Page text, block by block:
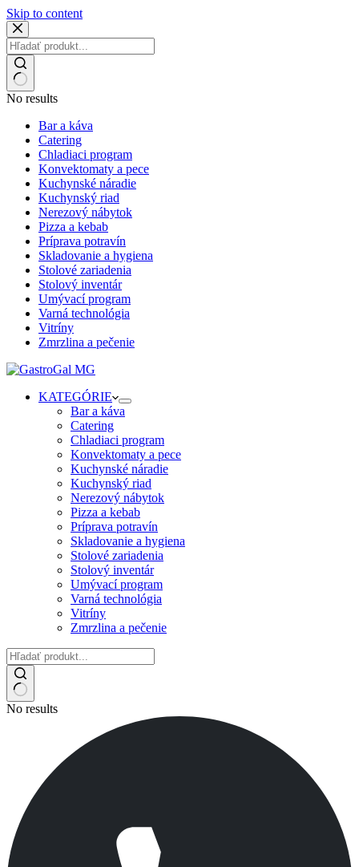
Skip to content
No results
Bar a káva
Catering
Chladiaci program
Konvektomaty a pece
Kuchynské náradie
Kuchynský riad
Nerezový nábytok
Pizza a kebab
Príprava potravín
Skladovanie a hygiena
Stolové zariadenia
Stolový inventár
Umývací program
Varná technológia
Vitríny
Zmrzlina a pečenie
KATEGÓRIE
Bar a káva
Catering
Chladiaci program
Konvektomaty a pece
Kuchynské náradie
Kuchynský riad
Nerezový nábytok
Pizza a kebab
Príprava potravín
Skladovanie a hygiena
Stolové zariadenia
Stolový inventár
Umývací program
Varná technológia
Vitríny
Zmrzlina a pečenie
No results